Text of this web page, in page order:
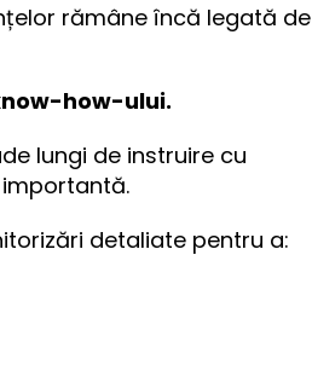
rămâne încă legată de
how-ului.
lungi de instruire cu
detaliate pentru a: